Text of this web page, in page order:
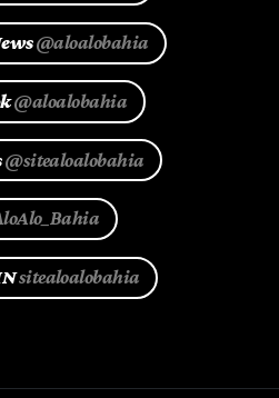
@aloalobahia
@aloalobahia
@sitealoalobahia
sitealoalobahia